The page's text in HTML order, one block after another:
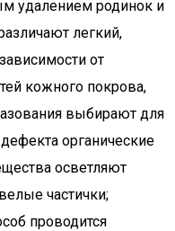
удалением родинок и
легкий,
от
кожного покрова,
выбирают для
органические
осветляют
частички;
проводится